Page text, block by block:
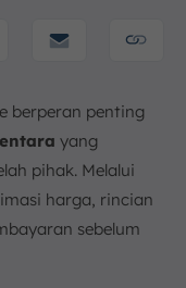
Masa Berlaku
Pembeli
Ditawarkan
Harga
berperan penting
yang
pihak. Melalui
harga, rincian
sebelum